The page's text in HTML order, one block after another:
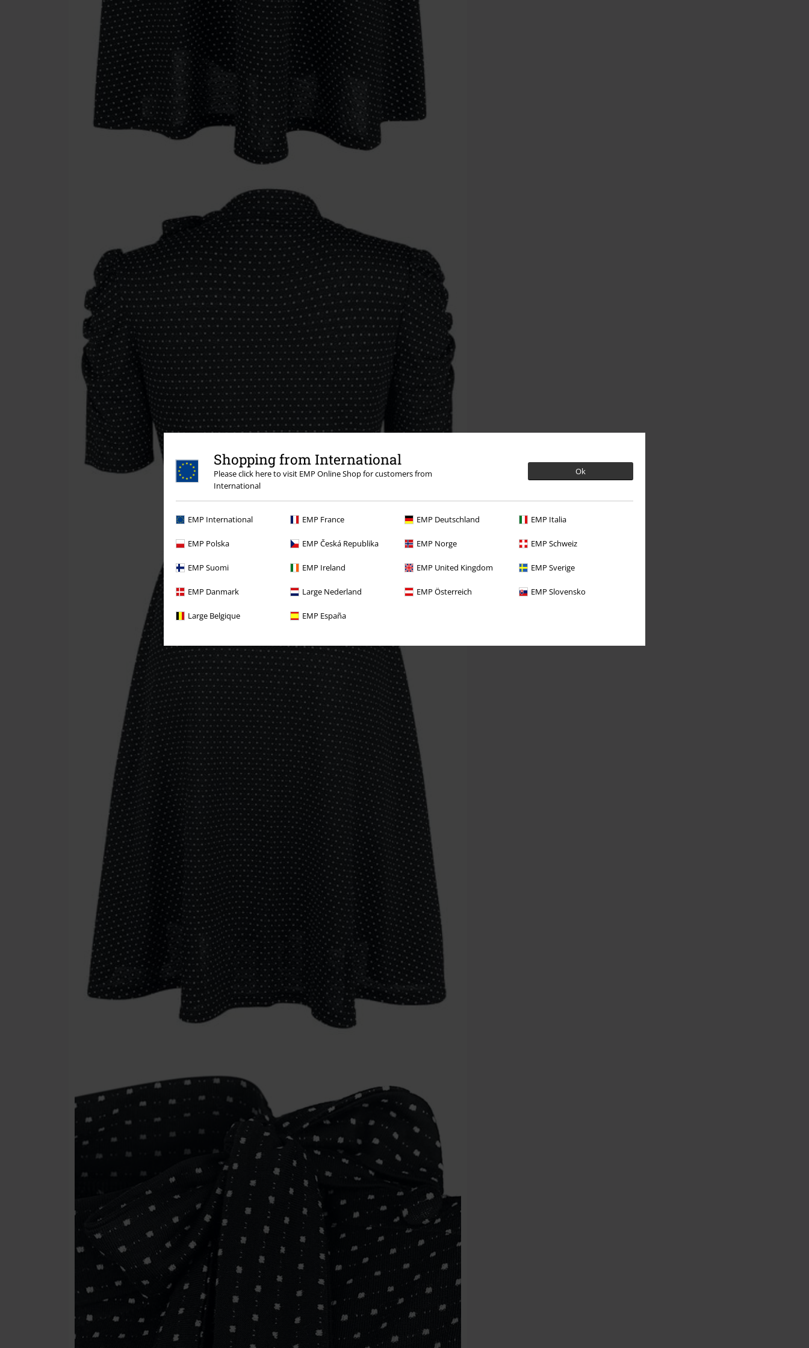
Shopping from International
Please click here to visit EMP Online Shop for customers from
International
Ok
EMP International EMP France EMP Deutschland EMP Italia
EMP Polska EMP Česká Republika EMP Norge EMP Schweiz
EMP Suomi EMP Ireland EMP United Kingdom EMP Sverige
EMP Danmark Large Nederland EMP Österreich EMP Slovensko
Large Belgique EMP España